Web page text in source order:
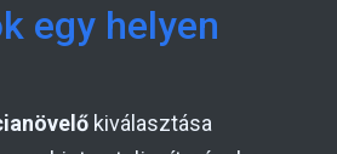
egy helyen
kiválasztása